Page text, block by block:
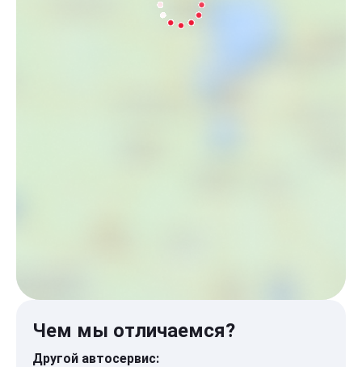
Чем мы отличаемся?
Другой автосервис: